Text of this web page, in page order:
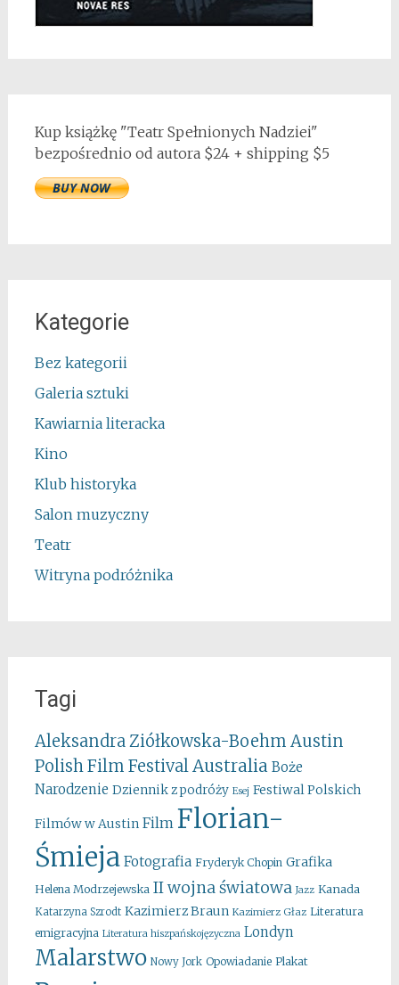
Kup książkę "Teatr Spełnionych Nadziei"
bezpośrednio od autora $24 + shipping $5
Kategorie
Bez kategorii
Galeria sztuki
Kawiarnia literacka
Kino
Klub historyka
Salon muzyczny
Teatr
Witryna podróżnika
Tagi
Aleksandra Ziółkowska-Boehm Austin
Polish Film FestivalAustralia Boże
Narodzenie Dziennik z podróży Esej Festiwal Polskich
Filmów w Austin Film Florian-
Śmieja Fotografia Fryderyk Chopin Grafika
Helena Modrzejewska II wojna światowa Jazz Kanada
Katarzyna Szrodt Kazimierz Braun Kazimierz Głaz Literatura
emigracyjna Literatura hiszpańskojęzyczna Londyn
Malarstwo Nowy Jork Opowiadanie Plakat